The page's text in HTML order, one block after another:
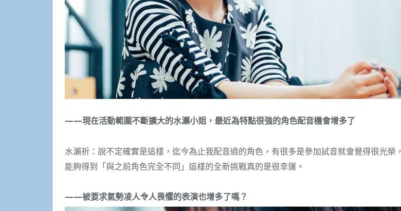
——現在活動範圍不斷擴大的水瀨小姐，最近為特點很強的角色配音機會增多了
水瀨祈：說不定確實是這樣，迄今為止我配音過的角色，有很多是參加試音就會覺得很光榮，
能夠得到「與之前角色完全不同」這樣的全新挑戰真的是很幸運。
——被要求氣勢凌人令人畏懼的表演也增多了嗎？